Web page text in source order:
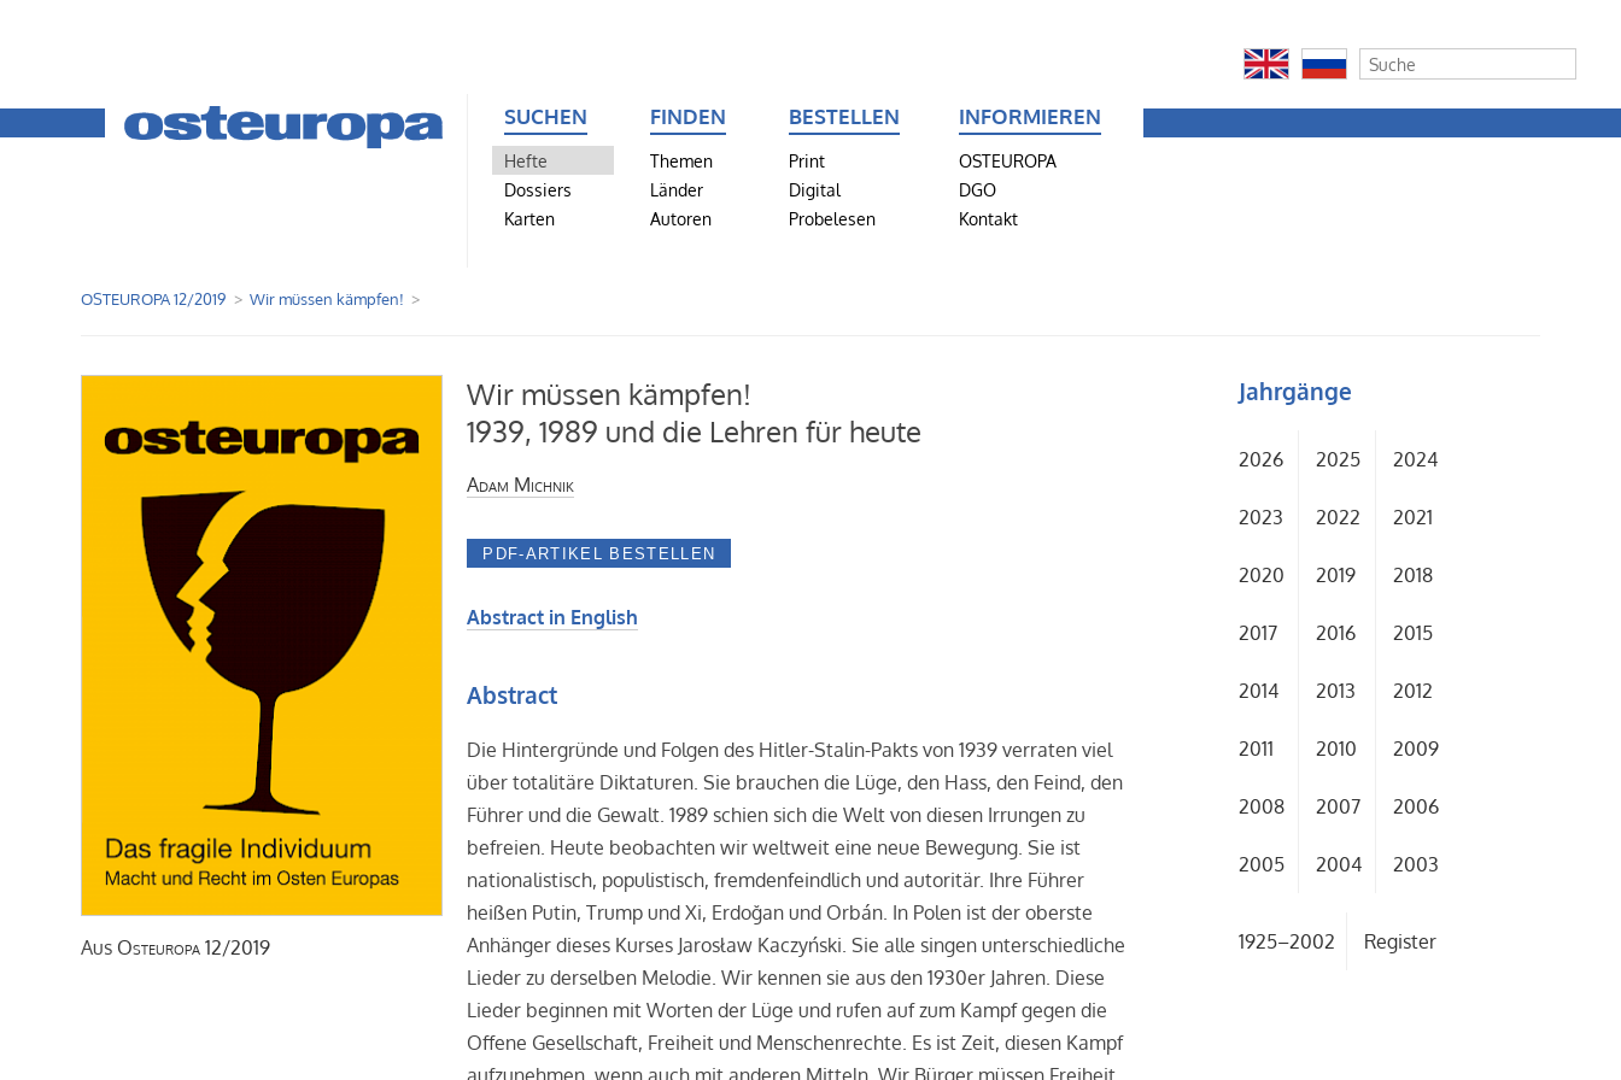
SUCHEN
Hefte
Dossiers
Karten
FINDEN
Themen
Länder
Autoren
BESTELLEN
Print
Digital
Probelesen
INFORMIEREN
OSTEUROPA
DGO
Kontakt
OSTEUROPA 12/2019 Wir müssen kämpfen!
Aus Osteuropa 12/2019
Wir müssen kämpfen!
1939, 1989 und die Lehren für heute
Adam Michnik
Abstract in English
Abstract
Die Hintergründe und Folgen des Hitler-Stalin-Pakts von 1939 verraten viel
über totalitäre Diktaturen. Sie brauchen die Lüge, den Hass, den Feind, den
Führer und die Gewalt. 1989 schien sich die Welt von diesen Irrungen zu
befreien. Heute beobachten wir weltweit eine neue Bewegung. Sie ist
nationalistisch, populistisch, fremdenfeindlich und autoritär. Ihre Führer
heißen Putin, Trump und Xi, Erdoğan und Orbán. In Polen ist der oberste
Anhänger dieses Kurses Jarosław Kaczyński. Sie alle singen unterschiedliche
Lieder zu derselben Melodie. Wir kennen sie aus den 1930er Jahren. Diese
Lieder beginnen mit Worten der Lüge und rufen auf zum Kampf gegen die
Offene Gesellschaft, Freiheit und Menschenrechte. Es ist Zeit, diesen Kampf
Jahrgänge
2026 2025 2024
2023 2022 2021
2020 2019 2018
2017 2016 2015
2014 2013 2012
2011 2010 2009
2008 2007 2006
2005 2004 2003
1925–2002 Register